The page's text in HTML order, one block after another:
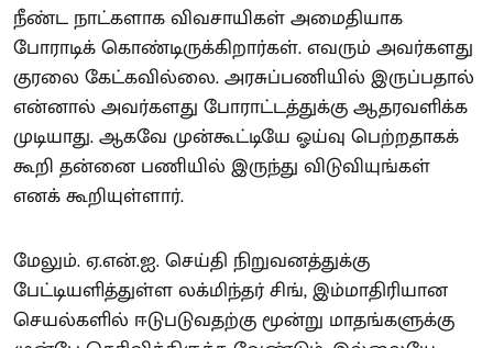
நீண்ட நாட்களாக விவசாயிகள் அமைதியாக
போராடிக் கொண்டிருக்கிறார்கள். எவரும் அவர்களது
குரலை கேட்கவில்லை. அரசுப்பணியில் இருப்பதால்
என்னால் அவர்களது போராட்டத்துக்கு ஆதரவளிக்க
முடியாது. ஆகவே முன்கூட்டியே ஓய்வு பெற்றதாகக்
கூறி தன்னை பணியில் இருந்து விடுவியுங்கள்
எனக் கூறியுள்ளார்.
மேலும். ஏ.என்.ஐ. செய்தி நிறுவனத்துக்கு
பேட்டியளித்துள்ள லக்மிந்தர் சிங், இம்மாதிரியான
செயல்களில் ஈடுபடுவதற்கு மூன்று மாதங்களுக்கு